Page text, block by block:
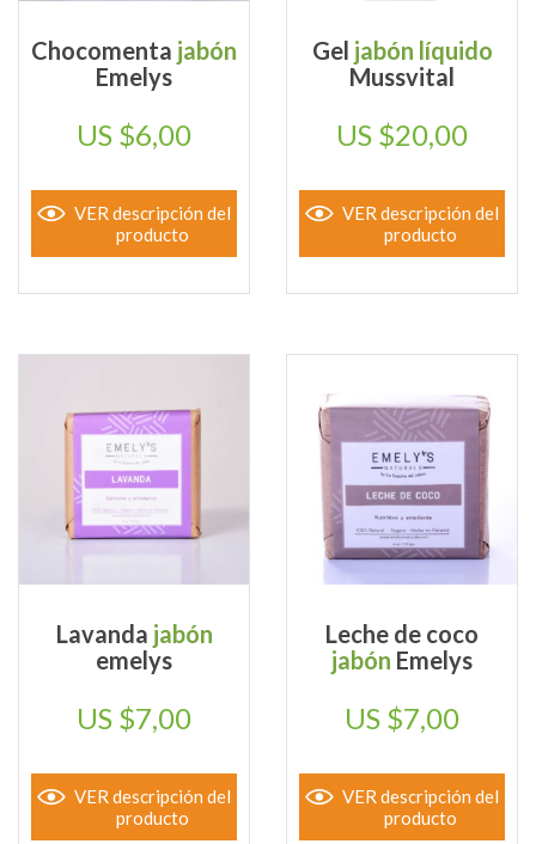
Chocomenta jabón
Emelys
$6,00
VER descripción del
producto
Gel jabón líquido
Mussvital
$20,00
VER descripción del
producto
Lavanda jabón
emelys
$7,00
VER descripción del
producto
Leche de coco
jabón Emelys
$7,00
VER descripción del
producto